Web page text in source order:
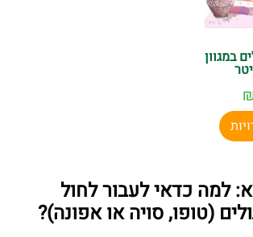
במגוון
למה כדאי לעבור לחול
(טופו, סויה או אפונה)?